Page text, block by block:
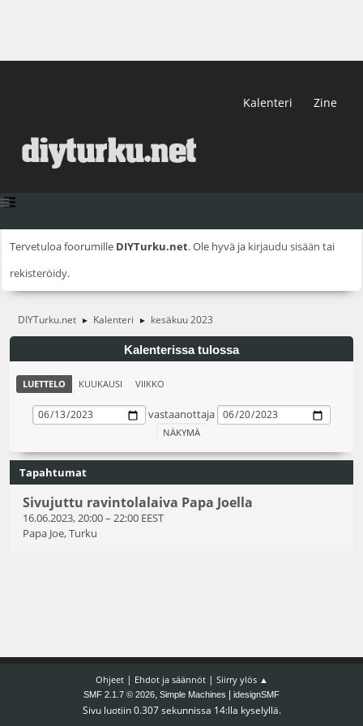
Kalenteri Zine
Tervetuloa foorumille DIYTurku.net. Ole hyvä ja kirjaudu sisään tai
rekisteröidy.
DIYTurku.net ► Kalenteri ► kesäkuu 2023
Kalenterissa tulossa
LUETTELO KUUKAUSI VIIKKO
vastaanottaja
Tapahtumat
Sivujuttu ravintolalaiva Papa Joella
16.06.2023, 20:00– 22:00 EEST
Papa Joe, Turku
Ohjeet| Ehdot ja säännöt| Siirry ylös ▲
SMF 2.1.7 © 2026, Simple Machines idesignSMF
Sivu luotiin 0.307 sekunnissa 14:lla kyselyllä.